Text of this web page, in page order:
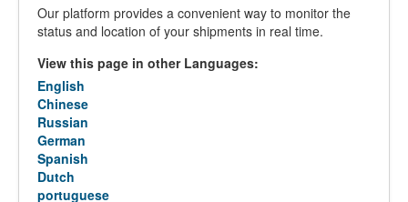
Our platform provides a convenient way to monitor the
status and location of your shipments in real time.
View this page in other Languages:
English
Chinese
Russian
German
Spanish
Dutch
portuguese